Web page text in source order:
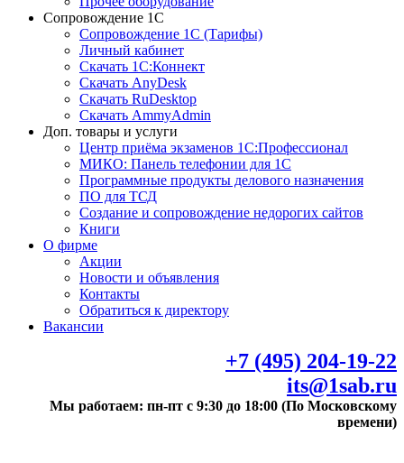
Сопровождение 1С
Сопровождение 1С (Тарифы)
Личный кабинет
Скачать 1С:Коннект
Скачать AnyDesk
Скачать RuDesktop
Скачать AmmyAdmin
Доп. товары и услуги
Центр приёма экзаменов 1С:Профессионал
МИКО: Панель телефонии для 1С
Программные продукты делового назначения
ПО для ТСД
Создание и сопровождение недорогих сайтов
Книги
О фирме
Акции
Новости и объявления
Контакты
Обратиться к директору
Вакансии
+7 (495) 204-19-22
its@1sab.ru
Мы работаем: пн-пт с 9:30 до 18:00 (По Московскому
времени)